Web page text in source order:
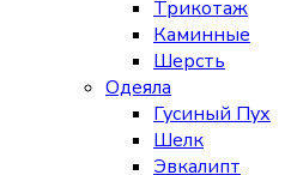
Трикотаж
Каминные
Шерсть
Одеяла
Гусиный Пух
Шелк
Эвкалипт